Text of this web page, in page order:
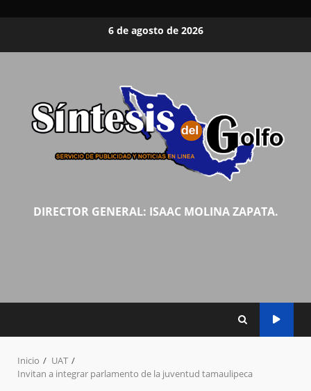
6 de agosto de 2026
DIRECTOR GENERAL: ISAAC MOLINA ZAPATA.
Inicio
UAT
Invitan a integrar parlamento de la juventud tamaulipeca